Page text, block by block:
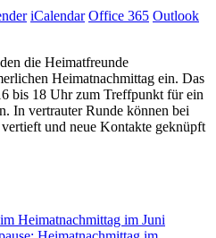
iCalendar Office 365 Outlook
die Heimatfreunde
Heimatnachmittag ein. Das
bis 18 Uhr zum Treffpunkt für ein
In vertrauter Runde können bei
und neue Kontakte geknüpft
Heimatnachmittag im Juni